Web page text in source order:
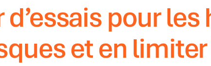
d’essais pour
et en